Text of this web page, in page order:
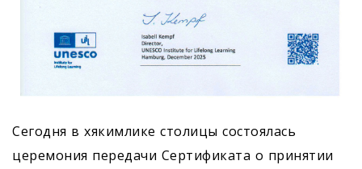
Сегодня в хякимлике столицы состоялась
церемония передачи Сертификата о принятии